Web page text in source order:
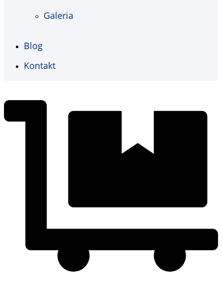
Galeria
Blog
Kontakt